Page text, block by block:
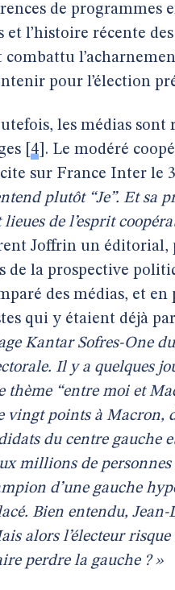
de programmes
et l’histoire récente
pour l’élection
les médias sont
4 . Le modéré
sur France Inter le
plutôt “Je”. Et sa
de l’esprit
Joffrin un éditorial,
de la prospective
des médias, et
qui y étaient déjà
Kantar Sofres-One
Il y a quelques
“entre moi et
vingt points à
du centre gauche
millions de
d’une gauche
Bien entendu,
alors l’électeur
perdre la gauche ? »